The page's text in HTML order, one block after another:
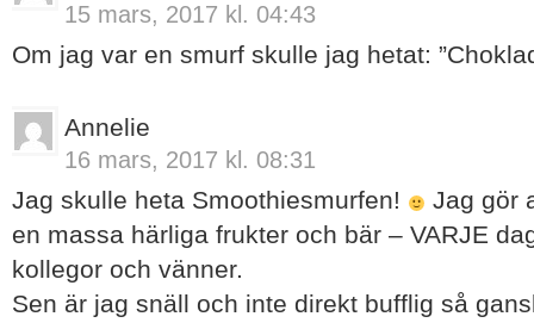
15 mars, 2017 kl. 04:43
Om jag var en smurf skulle jag hetat:
Annelie
16 mars, 2017 kl. 08:31
Jag skulle heta Smoothiesmurfen!
Jag gör
en massa härliga frukter och bär – VARJE
kollegor och vänner.
Sen är jag snäll och inte direkt bufflig så